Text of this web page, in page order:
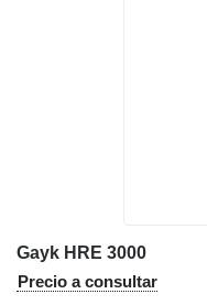
Gayk HRE 3000
Precio a consultar